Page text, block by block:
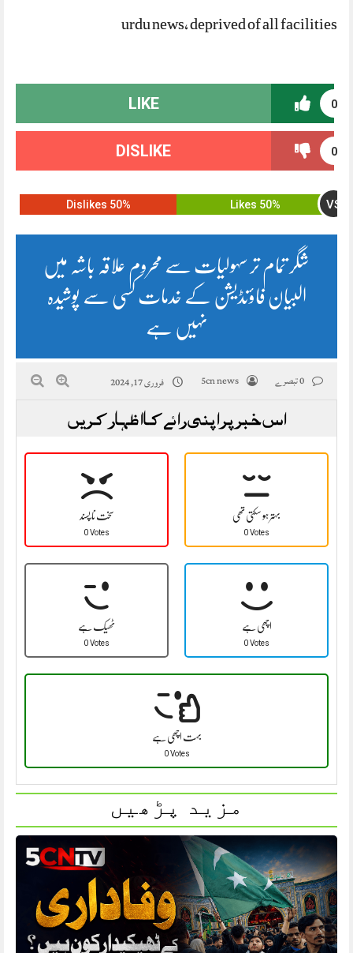
urdu news, deprived of all facilities
0
LIKE
0
DISLIKE
50% Likes VS
50% Dislikes
شگر تمام تر سہولیات سے محروم علاقہ باشہ میں
البیان فاؤنڈیشن کے خدمات کسی سے پوشیدہ
نہیں ہے
5cn news فروری 17, 2024
اس خبر پر اپنی رائے کا اظہار کریں
سخت نا پسند
0 Votes
بہتر ہو سکتی تھی
0 Votes
ٹھیک ہے
0 Votes
اچھی ہے
0 Votes
بہت اچھی ہے
0 Votes
مزید پڑھیں